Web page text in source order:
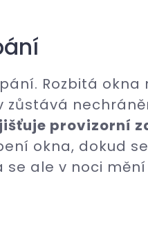
Rozbitá okna
provizorní
okna, dokud
se ale v noci